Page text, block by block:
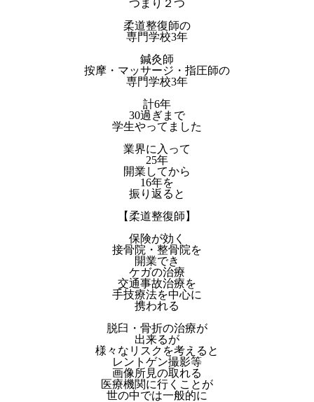
つまり２つ
柔道整復師の
専門学校3年
鍼灸師
按摩・マッサージ・指圧師の
専門学校3年
計6年
30過ぎまで
学生やってました
業界に入って
25年
開業してから
16年を
振り返ると
【柔道整復師】
保険が効く
接骨院・整骨院を
開業でき
ケガの治療
交通事故治療を
手技療法を中心に
携われる
脱臼・骨折の治療が
出来るが
様々なリスクを考えると
レントゲン撮影等
画像所見の取れる
医療機関に行くことが
世の中では一般的に